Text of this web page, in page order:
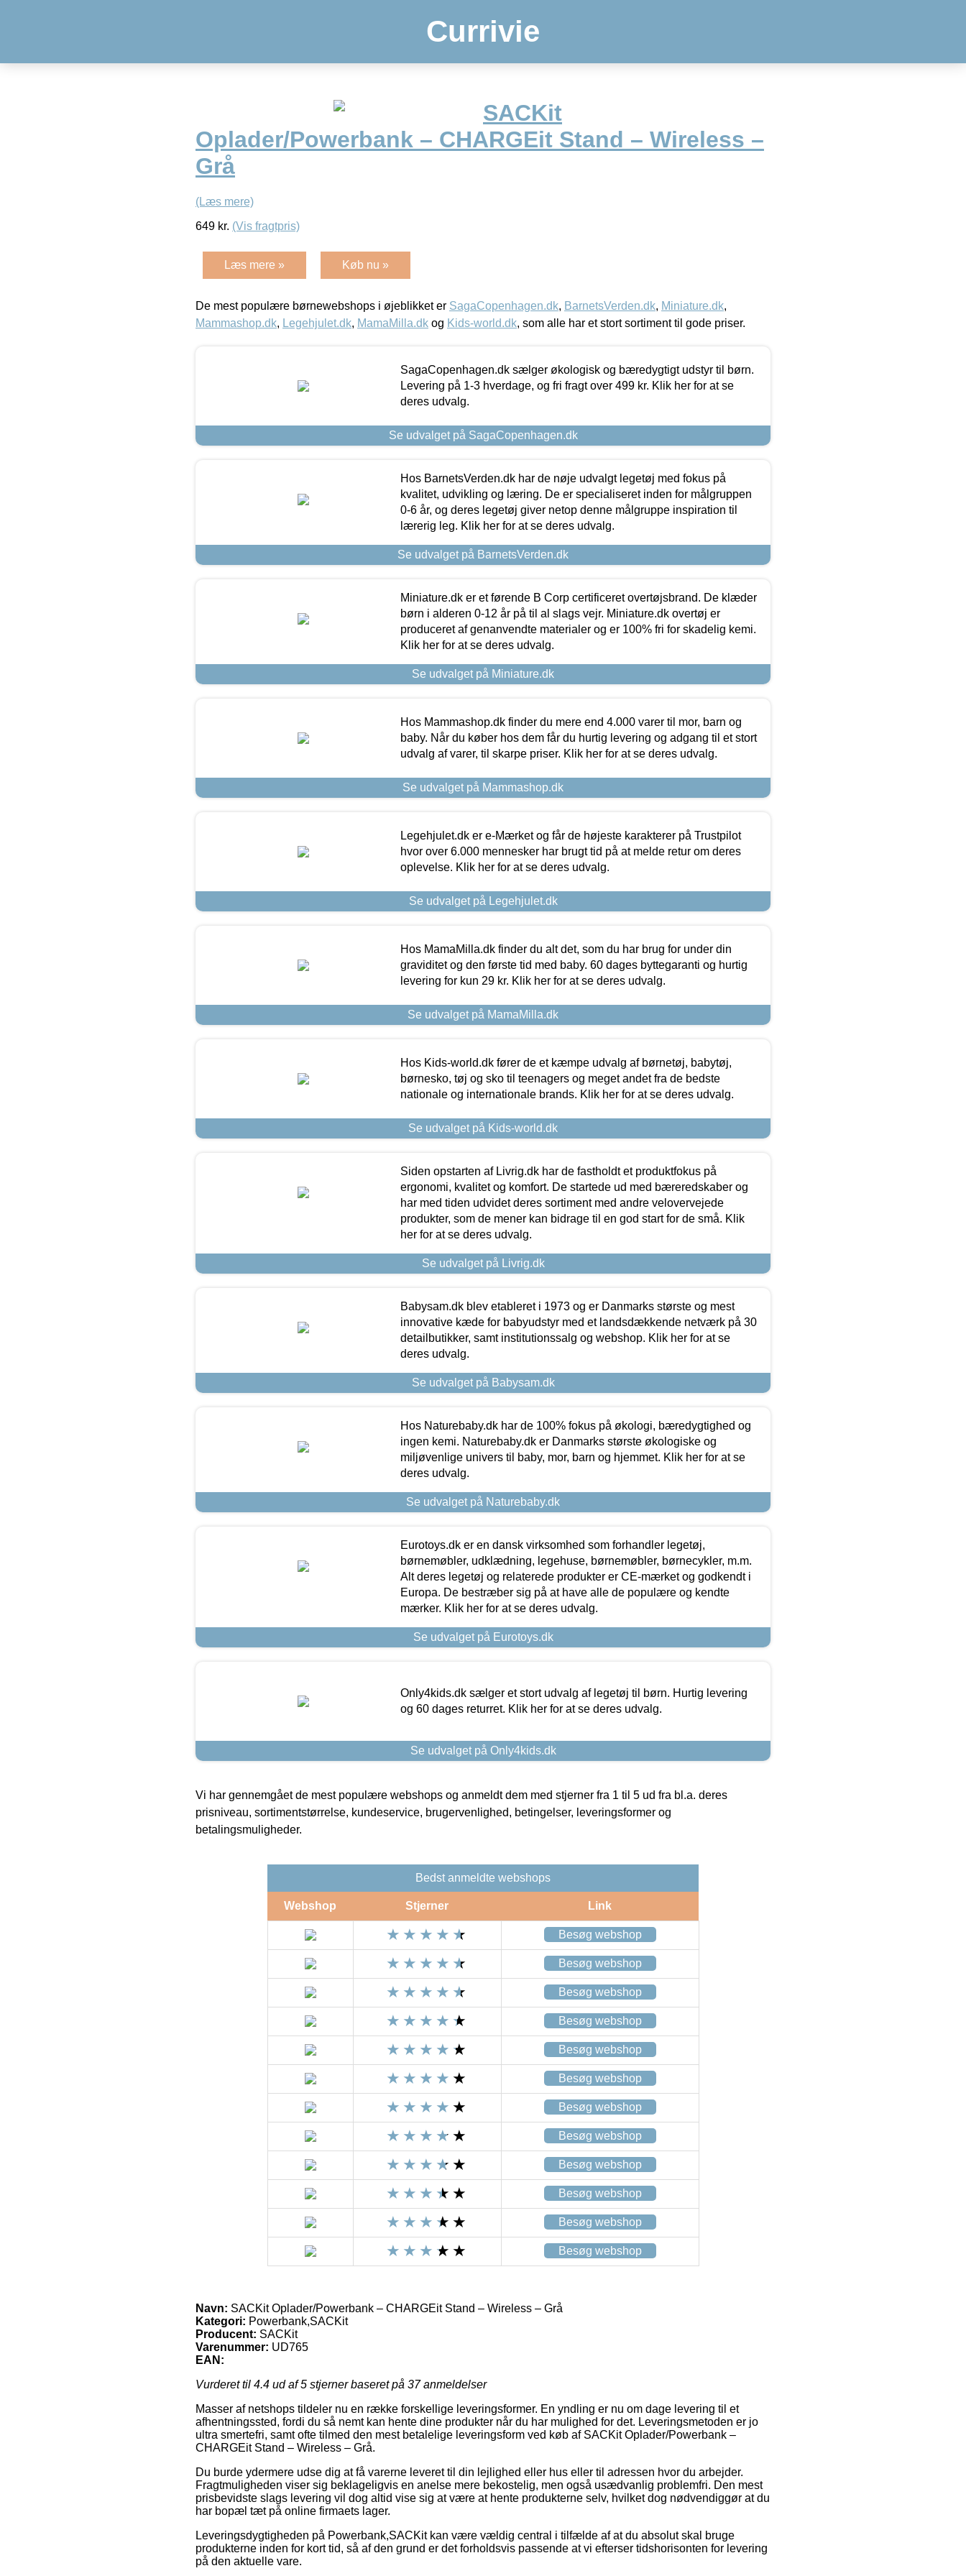
Currivie
SACKit
Oplader/Powerbank – CHARGEit Stand – Wireless –
Grå
(Læs mere)
649 kr. (Vis fragtpris)
Læs mere » Køb nu »
De mest populære børnewebshops i øjeblikket er SagaCopenhagen.dk, BarnetsVerden.dk, Miniature.dk,
Mammashop.dk, Legehjulet.dk, MamaMilla.dk og Kids-world.dk, som alle har et stort sortiment til gode priser.
SagaCopenhagen.dk sælger økologisk og bæredygtigt udstyr til børn.
Levering på 1-3 hverdage, og fri fragt over 499 kr. Klik her for at se
deres udvalg.
Se udvalget på SagaCopenhagen.dk
Hos BarnetsVerden.dk har de nøje udvalgt legetøj med fokus på
kvalitet, udvikling og læring. De er specialiseret inden for målgruppen
0-6 år, og deres legetøj giver netop denne målgruppe inspiration til
lærerig leg. Klik her for at se deres udvalg.
Se udvalget på BarnetsVerden.dk
Miniature.dk er et førende B Corp certificeret overtøjsbrand. De klæder
børn i alderen 0-12 år på til al slags vejr. Miniature.dk overtøj er
produceret af genanvendte materialer og er 100% fri for skadelig kemi.
Klik her for at se deres udvalg.
Se udvalget på Miniature.dk
Hos Mammashop.dk finder du mere end 4.000 varer til mor, barn og
baby. Når du køber hos dem får du hurtig levering og adgang til et stort
udvalg af varer, til skarpe priser. Klik her for at se deres udvalg.
Se udvalget på Mammashop.dk
Legehjulet.dk er e-Mærket og får de højeste karakterer på Trustpilot
hvor over 6.000 mennesker har brugt tid på at melde retur om deres
oplevelse. Klik her for at se deres udvalg.
Se udvalget på Legehjulet.dk
Hos MamaMilla.dk finder du alt det, som du har brug for under din
graviditet og den første tid med baby. 60 dages byttegaranti og hurtig
levering for kun 29 kr. Klik her for at se deres udvalg.
Se udvalget på MamaMilla.dk
Hos Kids-world.dk fører de et kæmpe udvalg af børnetøj, babytøj,
børnesko, tøj og sko til teenagers og meget andet fra de bedste
nationale og internationale brands. Klik her for at se deres udvalg.
Se udvalget på Kids-world.dk
Siden opstarten af Livrig.dk har de fastholdt et produktfokus på
ergonomi, kvalitet og komfort. De startede ud med bæreredskaber og
har med tiden udvidet deres sortiment med andre velovervejede
produkter, som de mener kan bidrage til en god start for de små. Klik
her for at se deres udvalg.
Se udvalget på Livrig.dk
Babysam.dk blev etableret i 1973 og er Danmarks største og mest
innovative kæde for babyudstyr med et landsdækkende netværk på 30
detailbutikker, samt institutionssalg og webshop. Klik her for at se
deres udvalg.
Se udvalget på Babysam.dk
Hos Naturebaby.dk har de 100% fokus på økologi, bæredygtighed og
ingen kemi. Naturebaby.dk er Danmarks største økologiske og
miljøvenlige univers til baby, mor, barn og hjemmet. Klik her for at se
deres udvalg.
Se udvalget på Naturebaby.dk
Eurotoys.dk er en dansk virksomhed som forhandler legetøj,
børnemøbler, udklædning, legehuse, børnemøbler, børnecykler, m.m.
Alt deres legetøj og relaterede produkter er CE-mærket og godkendt i
Europa. De bestræber sig på at have alle de populære og kendte
mærker. Klik her for at se deres udvalg.
Se udvalget på Eurotoys.dk
Only4kids.dk sælger et stort udvalg af legetøj til børn. Hurtig levering
og 60 dages returret. Klik her for at se deres udvalg.
Se udvalget på Only4kids.dk
Vi har gennemgået de mest populære webshops og anmeldt dem med stjerner fra 1 til 5 ud fra bl.a. deres
prisniveau, sortimentstørrelse, kundeservice, brugervenlighed, betingelser, leveringsformer og
betalingsmuligheder.
Bedst anmeldte webshops
Webshop Stjerner Link
Besøg webshop
Besøg webshop
Besøg webshop
Besøg webshop
Besøg webshop
Besøg webshop
Besøg webshop
Besøg webshop
Besøg webshop
Besøg webshop
Besøg webshop
Besøg webshop
Navn: SACKit Oplader/Powerbank – CHARGEit Stand – Wireless – Grå
Kategori: Powerbank,SACKit
Producent: SACKit
Varenummer: UD765
EAN:
Vurderet til 4.4 ud af 5 stjerner baseret på 37anmeldelser
Masser af netshops tildeler nu en række forskellige leveringsformer. En yndling er nu om dage levering til et
afhentningssted, fordi du så nemt kan hente dine produkter når du har mulighed for det. Leveringsmetoden er jo
ultra smertefri, samt ofte tilmed den mest betalelige leveringsform ved køb af SACKit Oplader/Powerbank –
CHARGEit Stand – Wireless – Grå.
Du burde ydermere udse dig at få varerne leveret til din lejlighed eller hus eller til adressen hvor du arbejder.
Fragtmuligheden viser sig beklageligvis en anelse mere bekostelig, men også usædvanlig problemfri. Den mest
prisbevidste slags levering vil dog altid vise sig at være at hente produkterne selv, hvilket dog nødvendiggør at du
har bopæl tæt på online firmaets lager.
Leveringsdygtigheden på Powerbank,SACKit kan være vældig central i tilfælde af at du absolut skal bruge
produkterne inden for kort tid, så af den grund er det forholdsvis passende at vi efterser tidshorisonten for levering
på den aktuelle vare.